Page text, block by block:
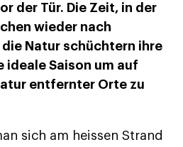
der Tür. Die Zeit, in der
wieder nach
Natur schüchtern ihre
ideale Saison um auf
entfernter Orte zu
sich am heissen Strand